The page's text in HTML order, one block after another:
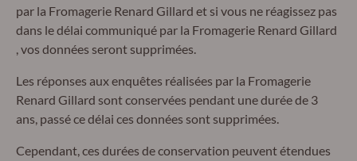
par la Fromagerie Renard Gillard et si vous ne réagissez pas
dans le délai communiqué par la Fromagerie Renard Gillard
, vos données seront supprimées.
Les réponses aux enquêtes réalisées par la Fromagerie
Renard Gillard sont conservées pendant une durée de 3
ans, passé ce délai ces données sont supprimées.
Cependant, ces durées de conservation peuvent étendues